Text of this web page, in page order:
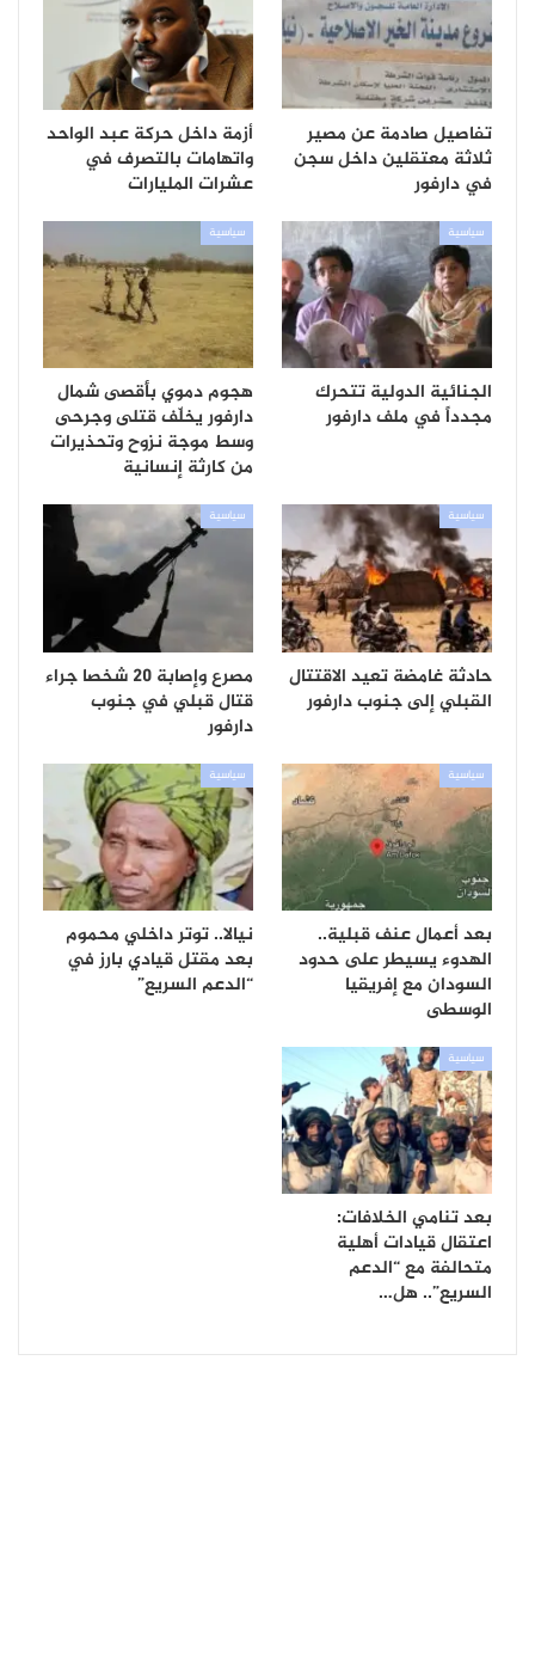
تفاصيل صادمة عن مصير
ثلاثة معتقلين داخل سجن
في دارفور
أزمة داخل حركة عبد الواحد
واتهامات بالتصرف في
عشرات المليارات
سياسية
الجنائية الدولية تتحرك
مجدداً في ملف دارفور
سياسية
هجوم دموي بأقصى شمال
دارفور يخلّف قتلى وجرحى
وسط موجة نزوح وتحذيرات
من كارثة إنسانية
سياسية
حادثة غامضة تعيد الاقتتال
القبلي إلى جنوب دارفور
سياسية
مصرع وإصابة 20 شخصا جراء
قتال قبلي في جنوب
دارفور
سياسية
بعد أعمال عنف قبلية..
الهدوء يسيطر على حدود
السودان مع إفريقيا
الوسطى
سياسية
نيالا.. توتر داخلي محموم
بعد مقتل قيادي بارز في
“الدعم السريع”
سياسية
بعد تنامي الخلافات:
اعتقال قيادات أهلية
متحالفة مع “الدعم
السريع”.. هل…